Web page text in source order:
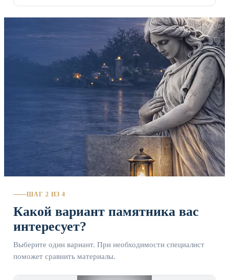
ШАГ 2 ИЗ 4
Какой вариант памятника вас
интересует?
Выберите один вариант. При необходимости специалист
поможет сравнить материалы.